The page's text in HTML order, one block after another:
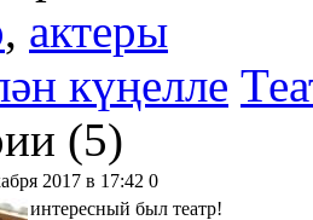
, актеры
күңелле
(5)
2017 в 17:42 0
интересный был театр!